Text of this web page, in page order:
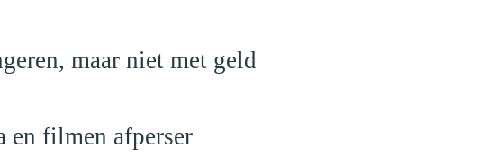
maar niet met geld
en filmen afperser